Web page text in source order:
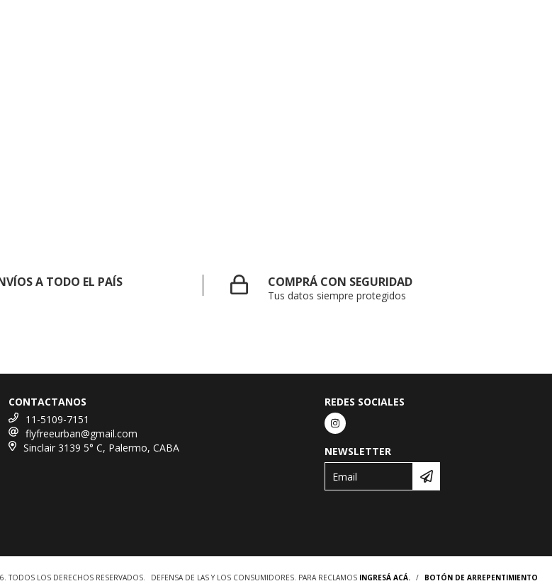
A TODO EL PAÍS COMPRÁ CON SEGURIDAD
Tus datos siempre protegidos
CONTACTANOS
11-5109-7151
flyfreeurban@gmail.com
Sinclair 3139 5° C, Palermo, CABA
REDES SOCIALES
NEWSLETTER
TODOS LOS DERECHOS RESERVADOS. DEFENSA DE LAS Y LOS CONSUMIDORES. PARA RECLAMOS INGRESÁ ACÁ. / BOTÓN DE ARREPENTIMIENTO